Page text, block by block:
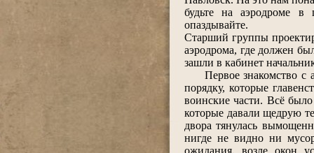
будьте на аэродроме
опаздывайте.
Старший группы
аэродрома, где должен
зашли в кабинет
Первое знакомство с
порядку, которые
воинские части. Всё
которые давали щедрую
двора тянулась
нигде не видно ни
ожидания, возле окон